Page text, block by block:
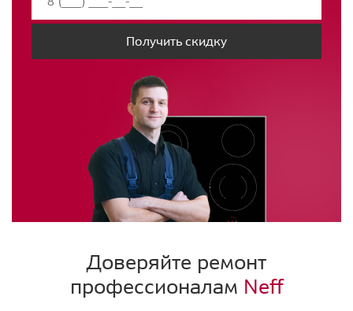
Получить скидку
Доверяйте ремонт
профессионалам Neff